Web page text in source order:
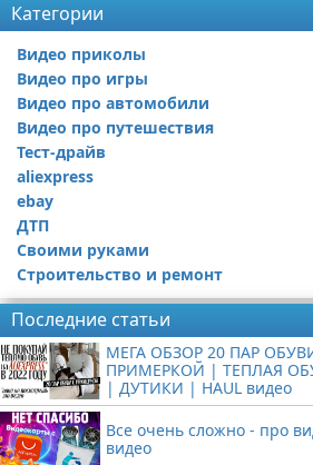
Категории
Видео приколы
Видео про игры
Видео про автомобили
Ремонт автомобиля
Видео про путешествия
Тест-драйв
aliexpress
ebay
ДТП
Своими руками
Строительство и ремонт
Последние статьи
МЕГА ОБЗОР 20 ПАР ОБУВИ
ПРИМЕРКОЙ | ТЕПЛАЯ
| ДУТИКИ | HAUL видео
Все очень сложно - про
видео